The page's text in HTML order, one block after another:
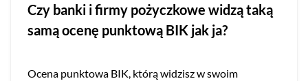
Czy banki i firmy pożyczkowe widzą taką
samą ocenę punktową BIK jak ja?
Ocena punktowa BIK, którą widzisz w swoim